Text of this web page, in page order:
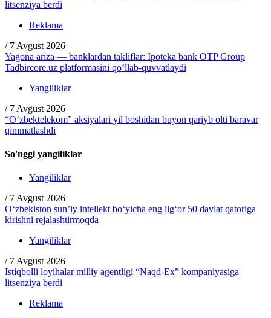
litsenziya berdi
Reklama
/ 7 Avgust 2026
Yagona ariza — banklardan takliflar: Ipoteka bank OTP Group
Tadbircore.uz platformasini qo‘llab-quvvatlaydi
Yangiliklar
/ 7 Avgust 2026
“O‘zbektelekom” aksiyalari yil boshidan buyon qariyb olti baravar
qimmatlashdi
So'nggi yangiliklar
Yangiliklar
/ 7 Avgust 2026
O‘zbekiston sun’iy intellekt bo‘yicha eng ilg‘or 50 davlat qatoriga
kirishni rejalashtirmoqda
Yangiliklar
/ 7 Avgust 2026
Istiqbolli loyihalar milliy agentligi “Naqd-Ex” kompaniyasiga
litsenziya berdi
Reklama